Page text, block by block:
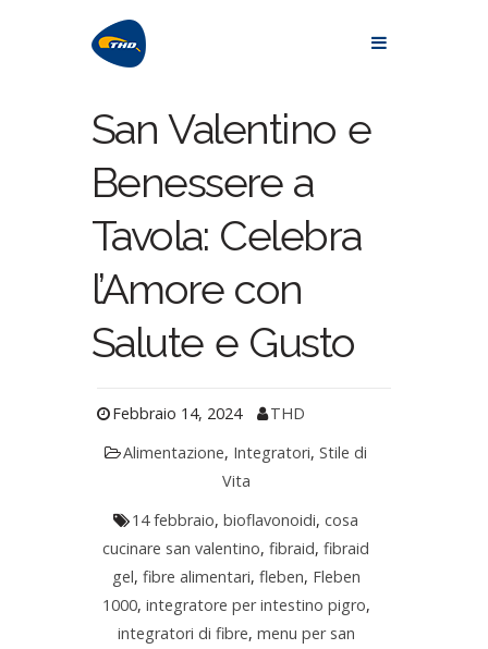
San Valentino e
Benessere a
Tavola: Celebra
l’Amore con
Salute e Gusto
Febbraio 14, 2024
THD
Alimentazione, Integratori,Stile di
Vita
14 febbraio,bioflavonoidi,cosa
cucinare san valentino,fibraid,fibraid
gel, fibre alimentari, fleben, Fleben
1000, integratore per intestino pigro,
integratori di fibre, menu per san